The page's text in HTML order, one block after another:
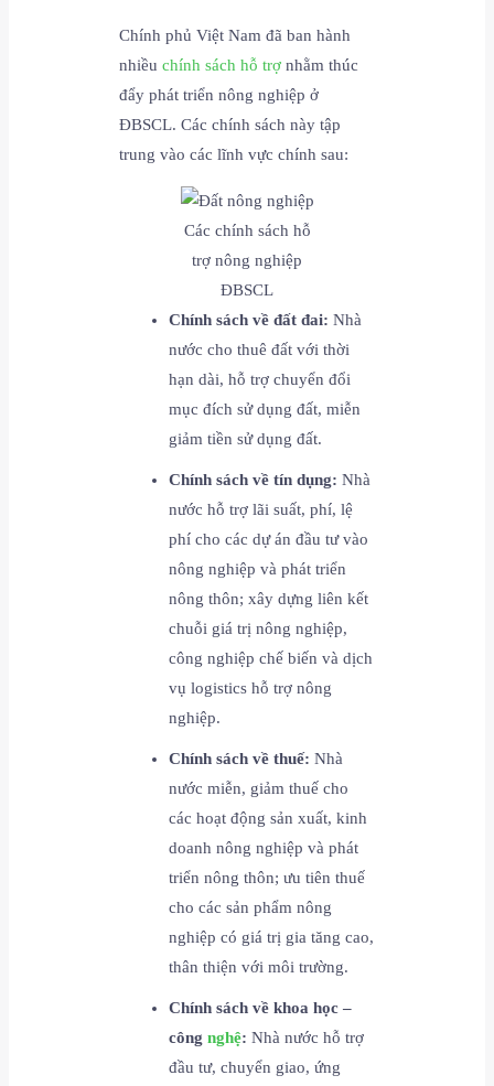
Chính phủ Việt Nam đã ban hành
nhiềuchính sách hỗ trợ nhằm thúc
đẩy phát triển nông nghiệp ở
ĐBSCL. Các chính sách này tập
trung vào các lĩnh vực chính sau:
Các chính sách hỗ
trợ nông nghiệp
ĐBSCL
Chính sách về đất đai: Nhà
nước cho thuê đất với thời
hạn dài, hỗ trợ chuyển đổi
mục đích sử dụng đất, miễn
giảm tiền sử dụng đất.
Chính sách về tín dụng: Nhà
nước hỗ trợ lãi suất, phí, lệ
phí cho các dự án đầu tư vào
nông nghiệp và phát triển
nông thôn; xây dựng liên kết
chuỗi giá trị nông nghiệp,
công nghiệp chế biến và dịch
vụ logistics hỗ trợ nông
nghiệp.
Chính sách về thuế: Nhà
nước miễn, giảm thuế cho
các hoạt động sản xuất, kinh
doanh nông nghiệp và phát
triển nông thôn; ưu tiên thuế
cho các sản phẩm nông
nghiệp có giá trị gia tăng cao,
thân thiện với môi trường.
Chính sách về khoa học –
côngnghệ: Nhà nước hỗ trợ
đầu tư, chuyển giao, ứng